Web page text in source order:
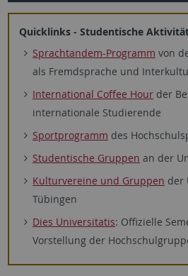
Quicklinks - Studentische
Sprachtandem-Programm von
als Fremdsprache und
International Coffee Hour der
internationale Studierende
Sportprogramm des
Studentische Gruppen an der
Kulturvereine und Gruppen der
Tübingen
Dies Universitatis: Offizielle
Vorstellung der